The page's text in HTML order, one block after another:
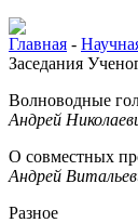
Главная -
Заседания
Волноводные
Андрей
О совместных
Андрей
Разное